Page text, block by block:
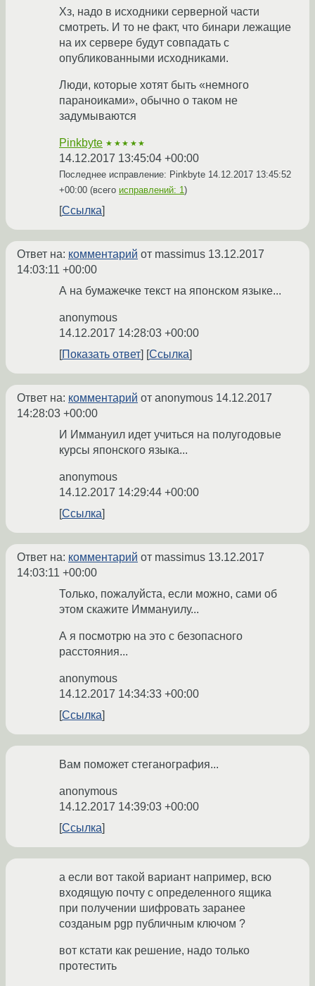
Хз, надо в исходники серверной части
смотреть. И то не факт, что бинари лежащие
на их сервере будут совпадать с
опубликованными исходниками.
Люди, которые хотят быть «немного
параноиками», обычно о таком не
задумываются
Pinkbyte ★★★★★
14.12.2017 13:45:04 +00:00
Последнее исправление: Pinkbyte 14.12.2017 13:45:52
+00:00 (всего исправлений: 1)
Ссылка
Ответ на: комментарий от massimus 13.12.2017
14:03:11 +00:00
А на бумажечке текст на японском языке...
anonymous
14.12.2017 14:28:03 +00:00
Показать ответ
Ссылка
Ответ на: комментарий от anonymous 14.12.2017
14:28:03 +00:00
И Иммануил идет учиться на полугодовые
курсы японского языка...
anonymous
14.12.2017 14:29:44 +00:00
Ссылка
Ответ на: комментарий от massimus 13.12.2017
14:03:11 +00:00
Только, пожалуйста, если можно, сами об
этом скажите Иммануилу...
А я посмотрю на это с безопасного
расстояния...
anonymous
14.12.2017 14:34:33 +00:00
Ссылка
Вам поможет стеганография...
anonymous
14.12.2017 14:39:03 +00:00
Ссылка
а если вот такой вариант например, всю
входящую почту с определенного ящика
при получении шифровать заранее
созданым pgp публичным ключом ?
вот кстати как решение, надо только
протестить